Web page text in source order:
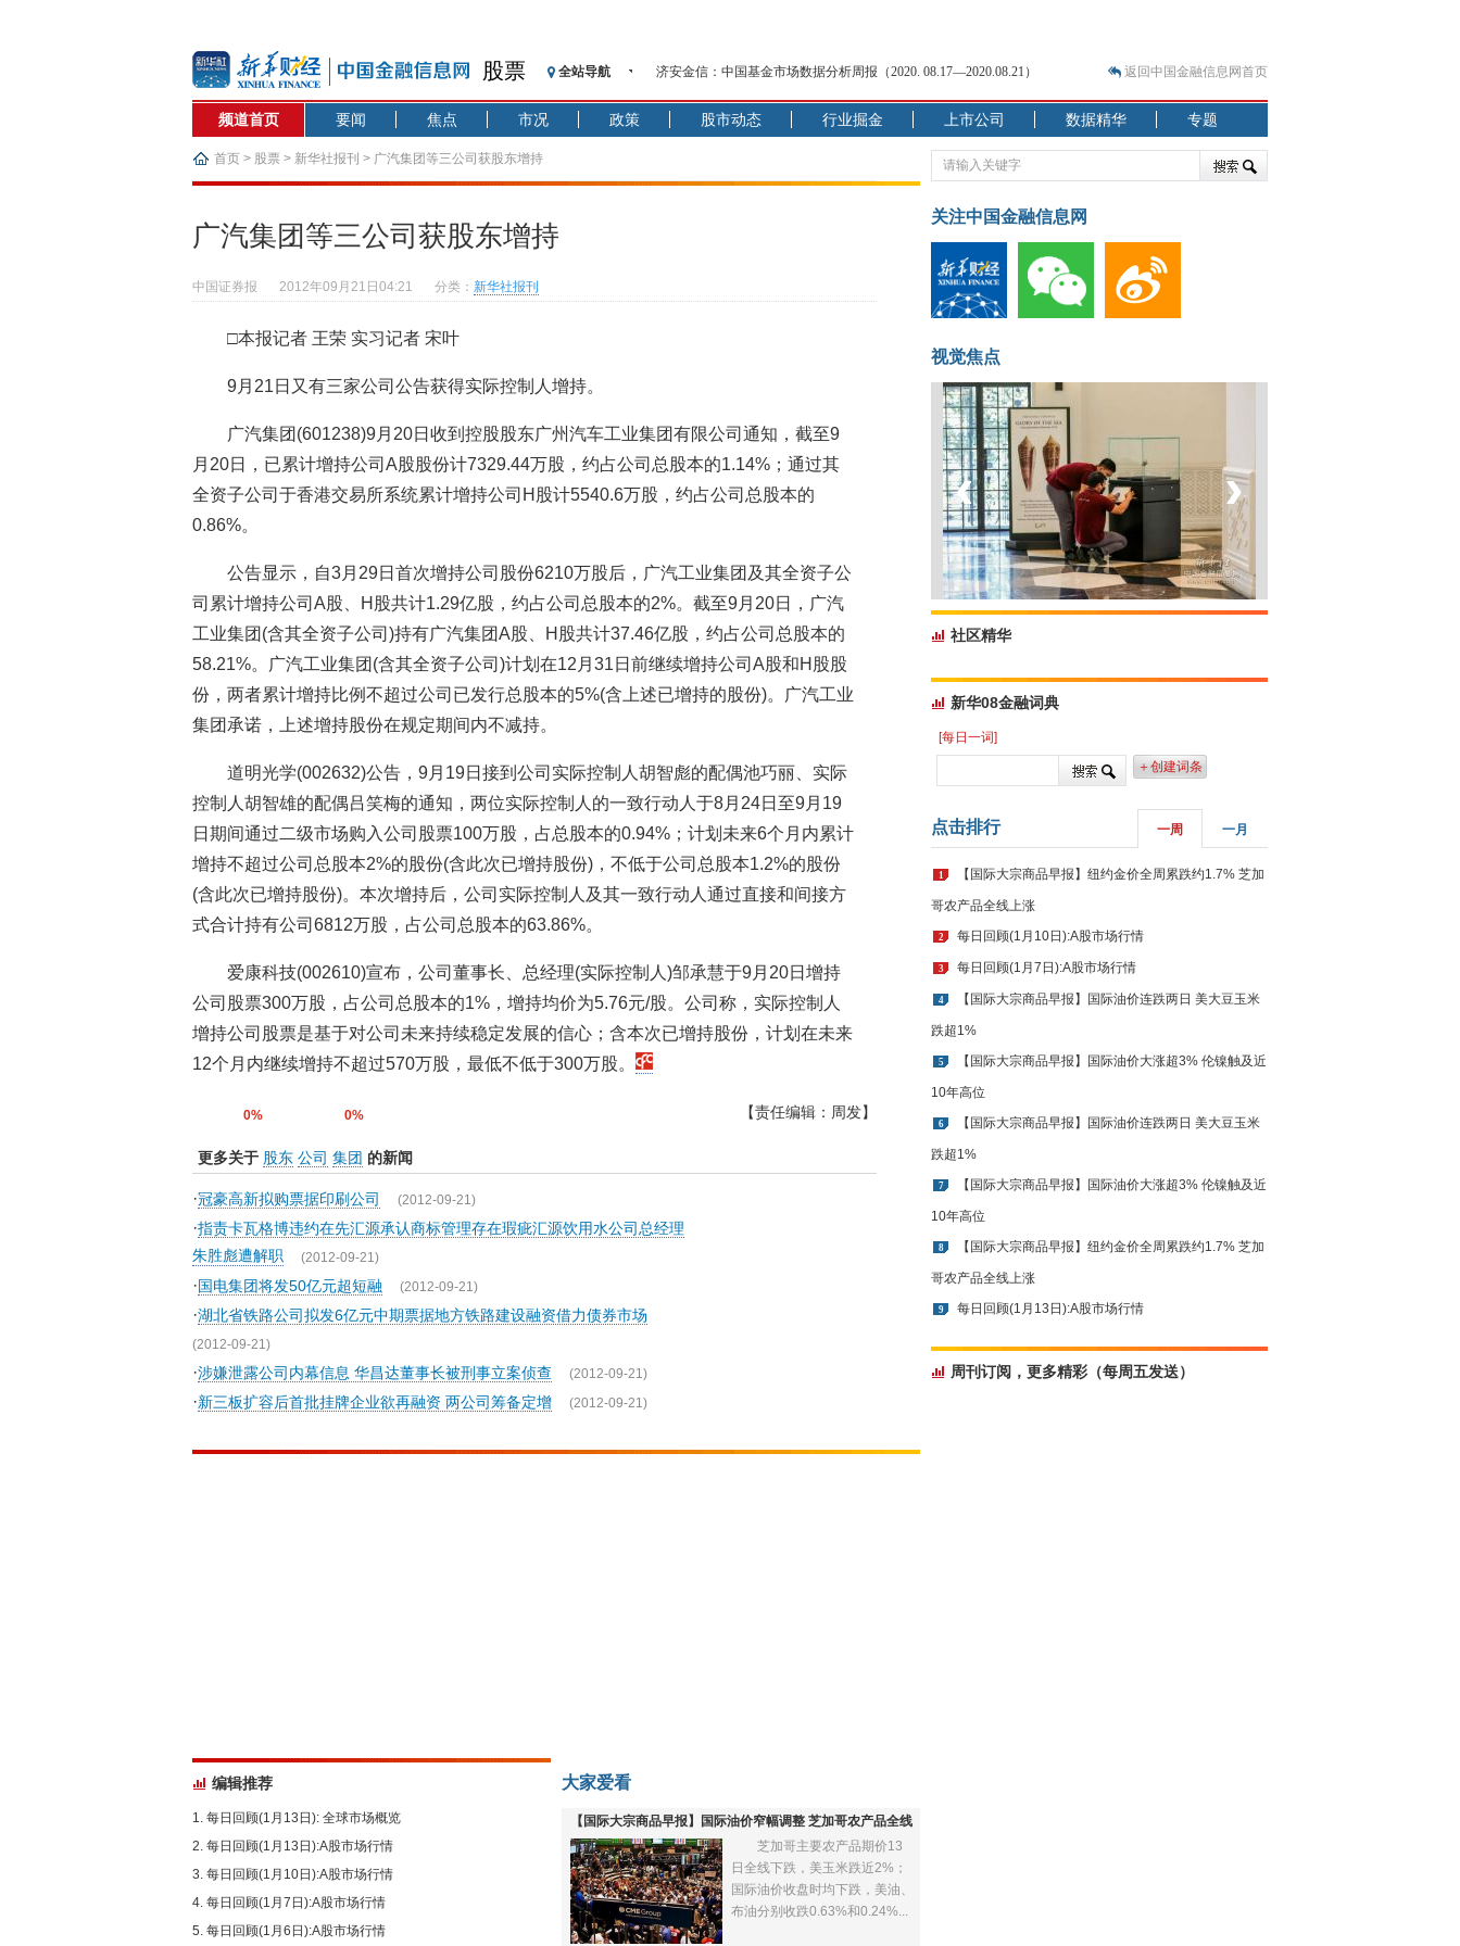
股票 全站导航
济安金信：中国基金市场数据分析周报（2020. 08.17—2020.08.21）
【见·闻】疫情下，新加坡旅游业步履维艰
记者手记：疫情下的香港零售业如何浴火重生？
【见·闻】疫情下一家香港传统零售商的转型突围之旅
济安金信：中国基金市场数据分析周报（2020. 07.27—2020.07.31）
【新华财经调查】同业存单、结构性存款玩起“跷跷板” 结构性失衡藏
央行公开市场净投放300亿元 短端资金利率明显下行
基本面及股市双轮冲击 债市回调十年期债表现最弱
恒生聚源：北斗收官之星发射成功，全产业链解析
返回中国金融信息网首页
频道首页 要闻 焦点 市况 政策 股市动态 行业掘金 上市公司 数据精华 专题
首页 > 股票 > 新华社报刊 > 广汽集团等三公司获股东增持
广汽集团等三公司获股东增持
中国证券报 2012年09月21日04:21 分类： 新华社报刊
□本报记者 王荣 实习记者 宋叶
9月21日又有三家公司公告获得实际控制人增持。
广汽集团(601238)9月20日收到控股股东广州汽车工业集团有限公司通知，截至9
月20日，已累计增持公司A股股份计7329.44万股，约占公司总股本的1.14%；通过其
全资子公司于香港交易所系统累计增持公司H股计5540.6万股，约占公司总股本的
0.86%。
公告显示，自3月29日首次增持公司股份6210万股后，广汽工业集团及其全资子公
司累计增持公司A股、H股共计1.29亿股，约占公司总股本的2%。截至9月20日，广汽
工业集团(含其全资子公司)持有广汽集团A股、H股共计37.46亿股，约占公司总股本的
58.21%。广汽工业集团(含其全资子公司)计划在12月31日前继续增持公司A股和H股股
份，两者累计增持比例不超过公司已发行总股本的5%(含上述已增持的股份)。广汽工业
集团承诺，上述增持股份在规定期间内不减持。
道明光学(002632)公告，9月19日接到公司实际控制人胡智彪的配偶池巧丽、实际
控制人胡智雄的配偶吕笑梅的通知，两位实际控制人的一致行动人于8月24日至9月19
日期间通过二级市场购入公司股票100万股，占总股本的0.94%；计划未来6个月内累计
增持不超过公司总股本2%的股份(含此次已增持股份)，不低于公司总股本1.2%的股份
(含此次已增持股份)。本次增持后，公司实际控制人及其一致行动人通过直接和间接方
式合计持有公司6812万股，占公司总股本的63.86%。
爱康科技(002610)宣布，公司董事长、总经理(实际控制人)邹承慧于9月20日增持
公司股票300万股，占公司总股本的1%，增持均价为5.76元/股。公司称，实际控制人
增持公司股票是基于对公司未来持续稳定发展的信心；含本次已增持股份，计划在未来
12个月内继续增持不超过570万股，最低不低于300万股。
0% 0% 【责任编辑：周发】
更多关于 股东 公司 集团 的新闻
·冠豪高新拟购票据印刷公司 (2012-09-21)
·指责卡瓦格博违约在先汇源承认商标管理存在瑕疵汇源饮用水公司总经理
朱胜彪遭解职 (2012-09-21)
·国电集团将发50亿元超短融 (2012-09-21)
·湖北省铁路公司拟发6亿元中期票据地方铁路建设融资借力债券市场
(2012-09-21)
·涉嫌泄露公司内幕信息 华昌达董事长被刑事立案侦查 (2012-09-21)
·新三板扩容后首批挂牌企业欲再融资 两公司筹备定增 (2012-09-21)
编辑推荐
每日回顾(1月13日): 全球市场概览
每日回顾(1月13日):A股市场行情
每日回顾(1月10日):A股市场行情
每日回顾(1月7日):A股市场行情
每日回顾(1月6日):A股市场行情
大家爱看
【国际大宗商品早报】国际油价窄幅调整 芝加哥农产品全线
下跌
芝加哥主要农产品期价13
日全线下跌，美玉米跌近2%；
国际油价收盘时均下跌，美油、
布油分别收跌0.63%和0.24%...
关注中国金融信息网
视觉焦点
菲律宾：防疫降级
‹ ›
社区精华
新华08金融词典
[每日一词]
＋创建词条
点击排行 一周 一月
1 【国际大宗商品早报】纽约金价全周累跌约1.7% 芝加
哥农产品全线上涨
2 每日回顾(1月10日):A股市场行情
3 每日回顾(1月7日):A股市场行情
4 【国际大宗商品早报】国际油价连跌两日 美大豆玉米
跌超1%
5 【国际大宗商品早报】国际油价大涨超3% 伦镍触及近
10年高位
6 【国际大宗商品早报】国际油价连跌两日 美大豆玉米
跌超1%
7 【国际大宗商品早报】国际油价大涨超3% 伦镍触及近
10年高位
8 【国际大宗商品早报】纽约金价全周累跌约1.7% 芝加
哥农产品全线上涨
9 每日回顾(1月13日):A股市场行情
周刊订阅，更多精彩（每周五发送）